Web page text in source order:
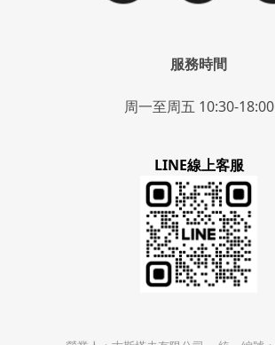
服務時間
周一至周五 10:30-18:00
LINE線上客服